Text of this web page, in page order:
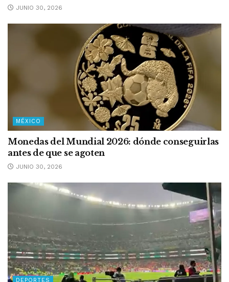
JUNIO 30, 2026
MÉXICO
Monedas del Mundial 2026: dónde conseguirlas
antes de que se agoten
JUNIO 30, 2026
DEPORTES